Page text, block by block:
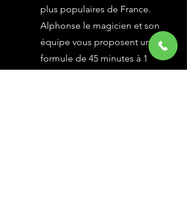
plus populaires de France.
Alphonse le magicien et son
équipe vous proposent une
formule de 45 minutes à 1